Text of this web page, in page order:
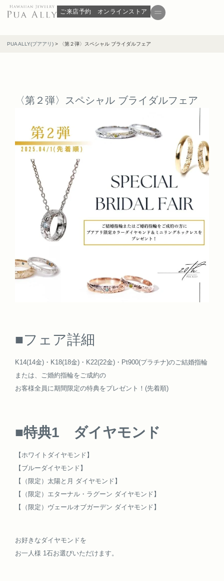
ご来店予約 オンラインストア
PUA ALLY(プアアリ) > 〈第２弾〉スペシャル ブライダルフェア
〈第２弾〉スペシャル ブライダルフェア
■フェア詳細
K14(14金)・K18(18金)・K22(22金)・Pt900(プラチナ)のご結婚指輪
または、ご婚約指輪をご成約の
お客様全員に期間限定の特典をプレゼント！(先着順)
■特典1 ダイヤモンド
【ホワイトダイヤモンド】
【ブルーダイヤモンド】
【（限定）太陽と月 ダイヤモンド】
【（限定）エターナル・ラグーン ダイヤモンド】
【（限定）ヴェールオブガーデン ダイヤモンド】
お好きなダイヤモンドを
お一人様 1石お選びいただけます。